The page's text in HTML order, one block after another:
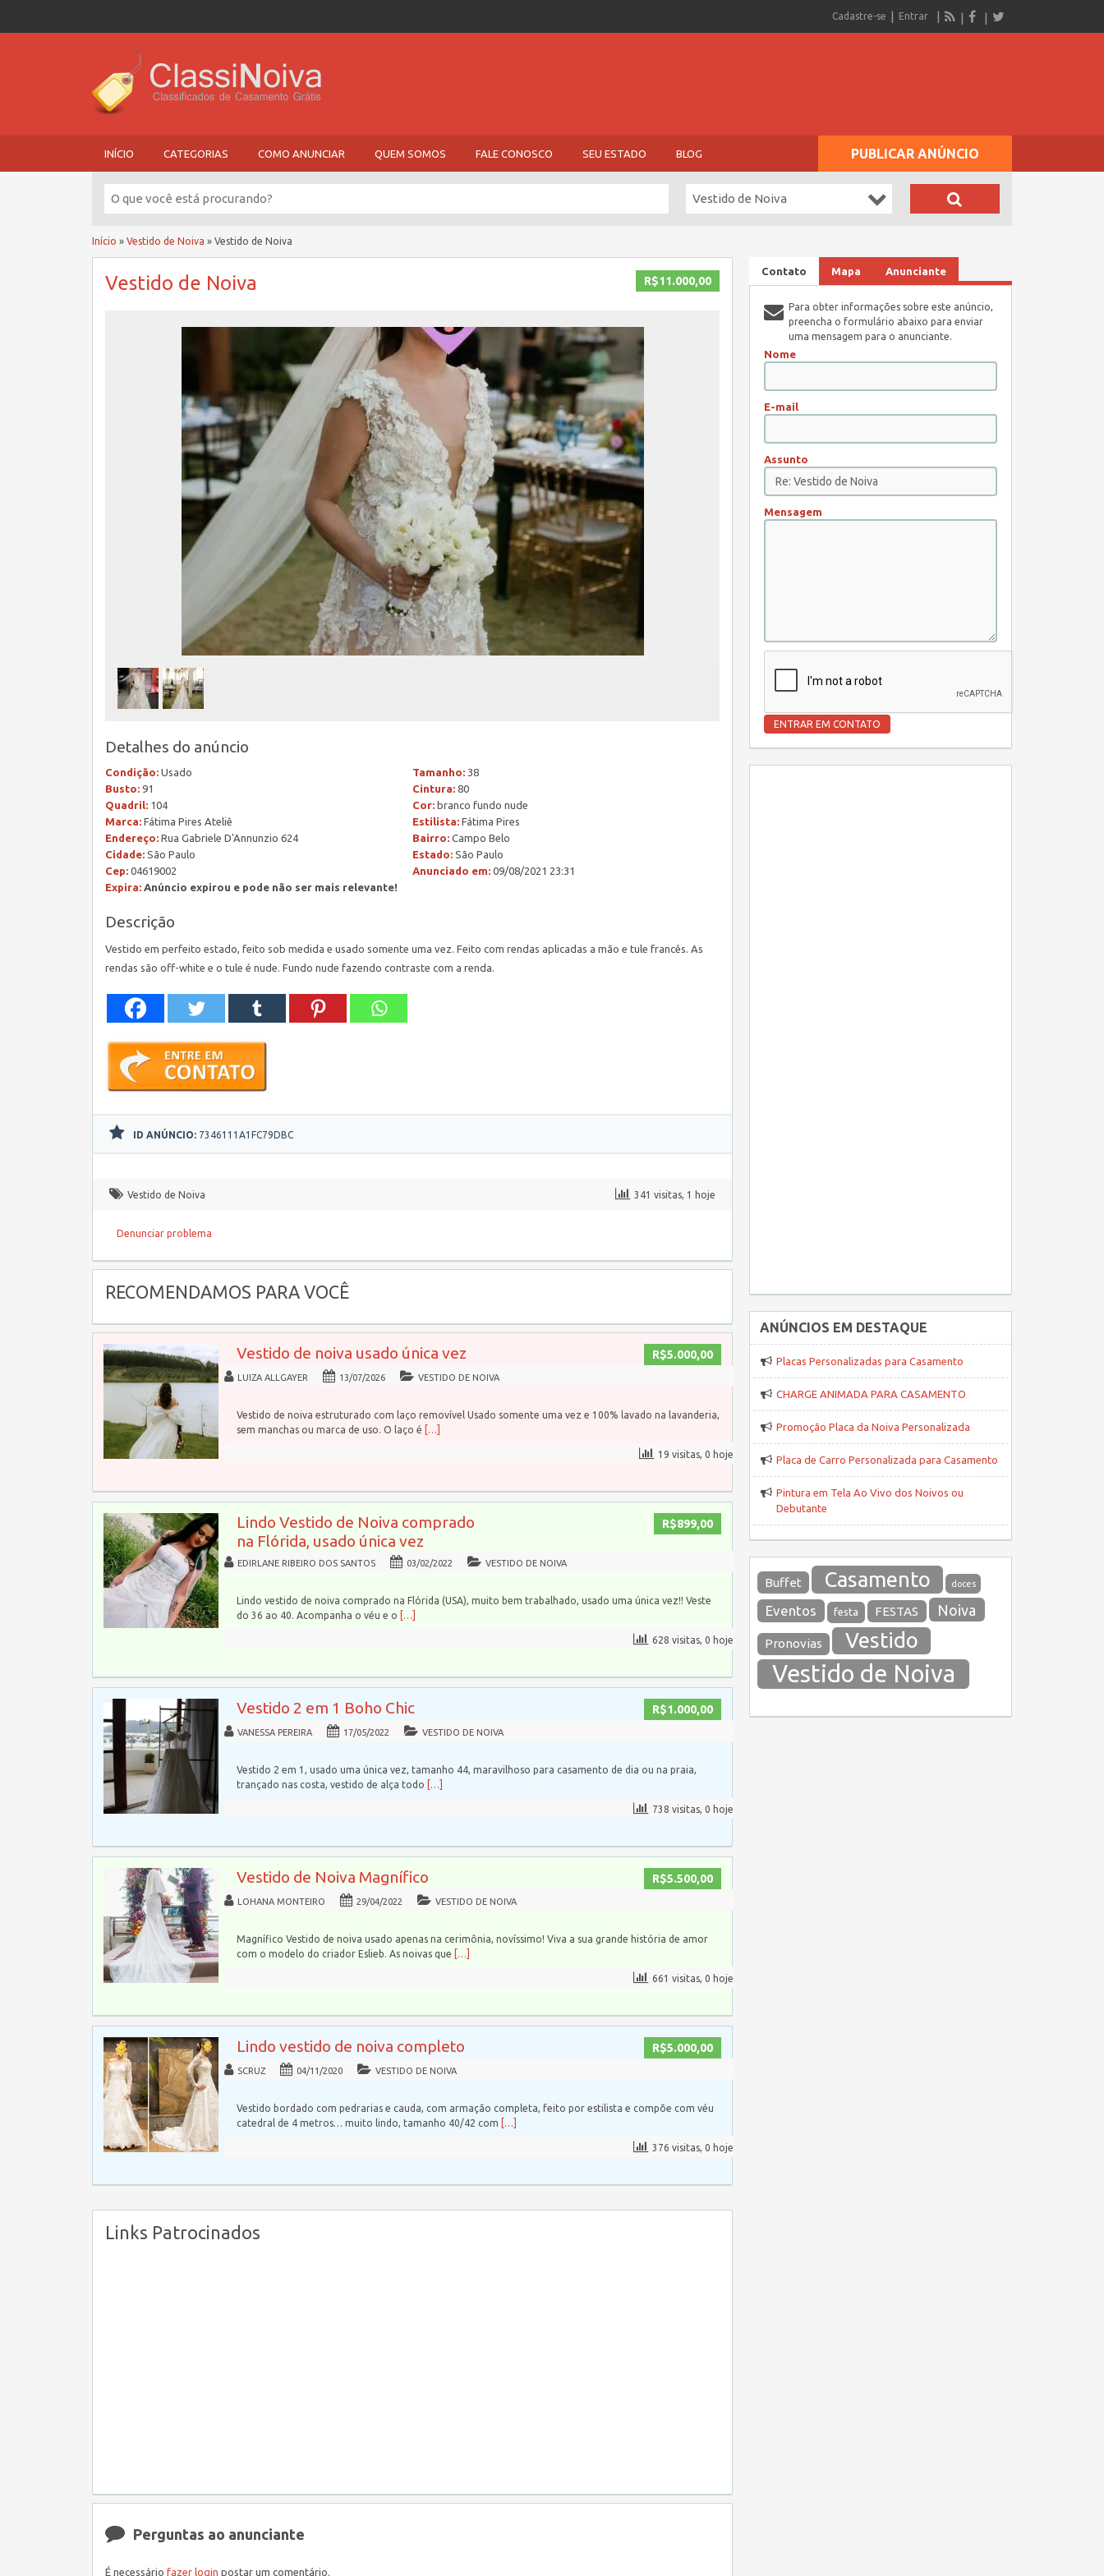
Cadastre-se Entrar
INÍCIO CATEGORIAS COMO ANUNCIAR QUEM SOMOS FALE CONOSCO SEU ESTADO BLOG PUBLICAR ANÚNCIO
Vestido de Noiva
Início » Vestido de Noiva » Vestido de Noiva
R$11.000,00
Vestido de Noiva
Detalhes do anúncio
Condição: Usado Tamanho: 38
Busto: 91 Cintura: 80
Quadril: 104 Cor: branco fundo nude
Marca: Fátima Pires Ateliê Estilista: Fátima Pires
Endereço: Rua Gabriele D'Annunzio 624 Bairro: Campo Belo
Cidade: São Paulo Estado: São Paulo
Cep: 04619002 Anunciado em: 09/08/2021 23:31
Expira: Anúncio expirou e pode não ser mais relevante!
Descrição
Vestido em perfeito estado, feito sob medida e usado somente uma vez. Feito com rendas aplicadas a mão e tule francês. As
rendas são off-white e o tule é nude. Fundo nude fazendo contraste com a renda.
ID ANÚNCIO: 7346111A1FC79DBC
Vestido de Noiva 341 visitas, 1 hoje
Denunciar problema
RECOMENDAMOS PARA VOCÊ
R$5.000,00
Vestido de noiva usado única vez
LUIZA ALLGAYER 13/07/2026 VESTIDO DE NOIVA
Vestido de noiva estruturado com laço removível Usado somente uma vez e 100% lavado na lavanderia,
sem manchas ou marca de uso. O laço é […]
19 visitas, 0 hoje
R$899,00
Lindo Vestido de Noiva comprado
na Flórida, usado única vez
EDIRLANE RIBEIRO DOS SANTOS 03/02/2022 VESTIDO DE NOIVA
Lindo vestido de noiva comprado na Flórida (USA), muito bem trabalhado, usado uma única vez!! Veste
do 36 ao 40. Acompanha o véu e o […]
628 visitas, 0 hoje
R$1.000,00
Vestido 2 em 1 Boho Chic
VANESSA PEREIRA 17/05/2022 VESTIDO DE NOIVA
Vestido 2 em 1, usado uma única vez, tamanho 44, maravilhoso para casamento de dia ou na praia,
trançado nas costa, vestido de alça todo […]
738 visitas, 0 hoje
R$5.500,00
Vestido de Noiva Magnífico
LOHANA MONTEIRO 29/04/2022 VESTIDO DE NOIVA
Magnífico Vestido de noiva usado apenas na cerimônia, novíssimo! Viva a sua grande história de amor
com o modelo do criador Eslieb. As noivas que […]
661 visitas, 0 hoje
R$5.000,00
Lindo vestido de noiva completo
SCRUZ 04/11/2020 VESTIDO DE NOIVA
Vestido bordado com pedrarias e cauda, com armação completa, feito por estilista e compõe com véu
catedral de 4 metros… muito lindo, tamanho 40/42 com […]
376 visitas, 0 hoje
Links Patrocinados
Perguntas ao anunciante
É necessário fazer login postar um comentário.
Contato Mapa Anunciante
Para obter informações sobre este anúncio,
preencha o formulário abaixo para enviar
uma mensagem para o anunciante.
Nome
E-mail
Assunto
Mensagem
ANÚNCIOS EM DESTAQUE
Placas Personalizadas para Casamento
CHARGE ANIMADA PARA CASAMENTO
Promoção Placa da Noiva Personalizada
Placa de Carro Personalizada para Casamento
Pintura em Tela Ao Vivo dos Noivos ou
Debutante
Buffet Casamento doces
Eventos festa FESTAS Noiva
Pronovias Vestido
Vestido de Noiva